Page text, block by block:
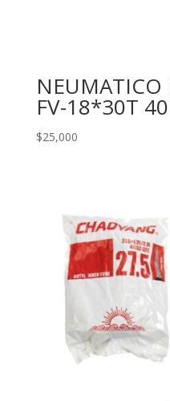
NEUMATICO
FV-18*30T
$25,000